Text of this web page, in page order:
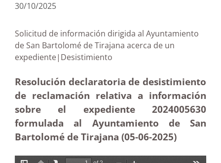
30/10/2025
Solicitud de información dirigida al Ayuntamiento
de San Bartolomé de Tirajana acerca de un
expediente|Desistimiento
Resolución declaratoria de desistimiento
de reclamación relativa a información
sobre el expediente 2024005630
formulada al Ayuntamiento de San
Bartolomé de Tirajana (05-06-2025)